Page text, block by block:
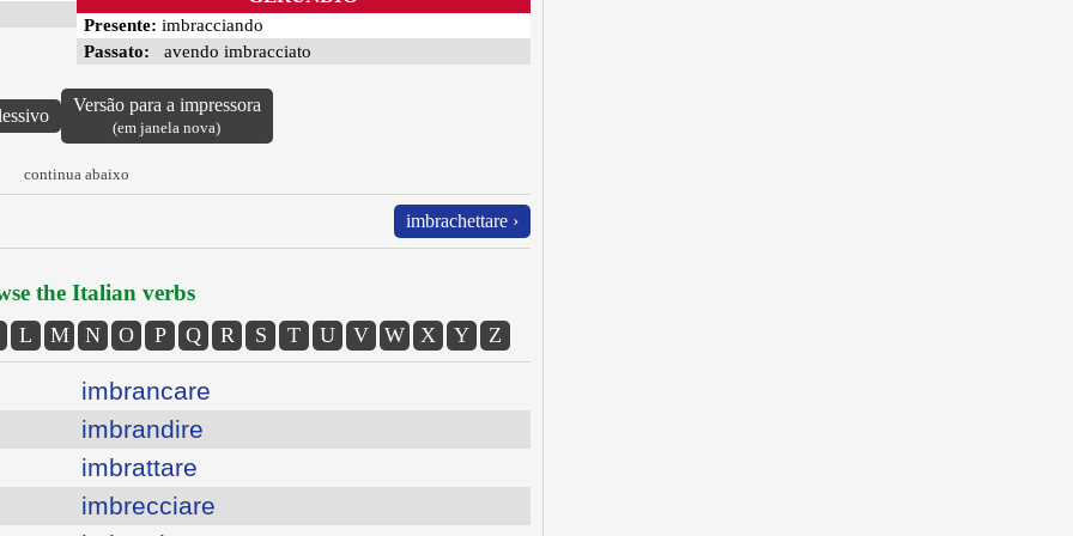
Presente: imbracciando
Passato: avendo imbracciato
Versão para a impressora
(em janela nova)
continua abaixo
imbrachettare ›
the Italian verbs
L M N O P Q R S T U V W X Y Z
imbrancare
imbrandire
imbrattare
imbrecciare